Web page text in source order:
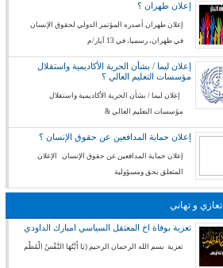
إعلان طهران ؟
إعلان طهران أصدره المؤتمر الدولي لحقوق الإنسان
في طهران، رسميا، في 13 آيار/م
إعلان ليما / بشأن الحرية الأكاديمية واستقلال
مؤسسات التعليم العالي ؟
إعلان ليما / بشأن الحرية الأكاديمية واستقلال
مؤسسات التعليم العالي &
إعلان حماية المدافعين عن حقوق الإنسان ؟
إعلان حماية المدافعين عن حقوق الإنسان الإعلان
المتعلق بحق ومسؤولية
تعازي و تهاني
تعزية بوفاة اخ المعتقل السياسي امبارك الداودي
تعزية بسم الله الرحمان الرحيم (يَا أَيَّتُهَا النَّفْسُ الْمُطْم